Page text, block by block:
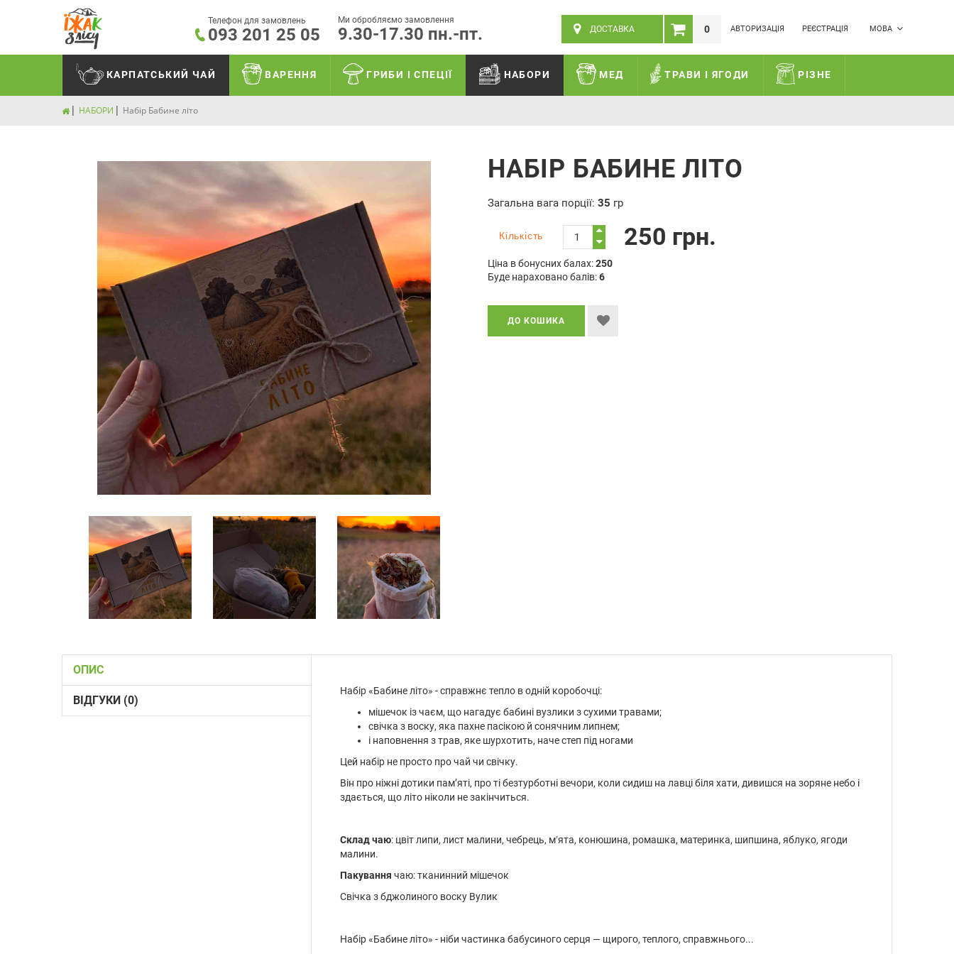
Телефон для замовлень
093 201 25 05
Ми обробляємо замовлення
9.30-17.30 пн.-пт. ДОСТАВКА 0 МОВА
АВТОРИЗАЦІЯ РЕЄСТРАЦІЯ
КАРПАТСЬКИЙ ЧАЙ ВАРЕННЯ ГРИБИ І СПЕЦІЇ НАБОРИ МЕД ТРАВИ І ЯГОДИ РІЗНЕ
НАБОРИ Набір Бабине літо
НАБІР БАБИНЕ ЛІТО
Загальна вага порції: 35 гр
250 грн.
Кількість
Ціна в бонусних балах:250
Буде нараховано балів:6
ДО КОШИКА
ОПИС
ВІДГУКИ (0)
Набір «Бабине літо» - справжнє тепло в одній коробочці:
мішечок із чаєм, що нагадує бабині вузлики з сухими травами;
свічка з воску, яка пахне пасікою й сонячним липнем;
і наповнення з трав, яке шурхотить, наче степ під ногами
Цей набір не просто про чай чи свічку.
Він про ніжні дотики пам’яті, про ті безтурботні вечори, коли сидиш на лавці біля хати, дивишся на зоряне небо і
здається, що літо ніколи не закінчиться.
Склад чаю: цвіт липи, лист малини, чебрець, мʼята, конюшина, ромашка, материнка, шипшина, яблуко, ягоди
малини.
Пакування чаю: тканинний мішечок
Свічка з бджолиного воску Вулик
Набір «Бабине літо» - ніби частинка бабусиного серця — щирого, теплого, справжнього...